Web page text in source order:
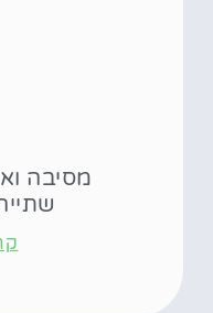
מסיבה